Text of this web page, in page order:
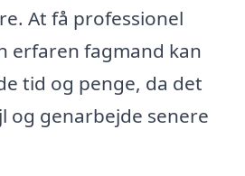
At få professionel
erfaren fagmand kan
tid og penge, da det
og genarbejde senere